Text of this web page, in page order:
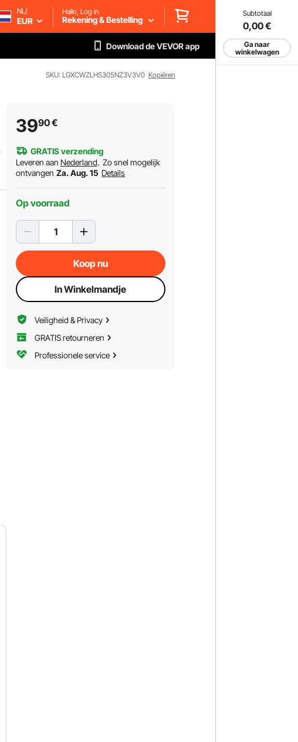
Subtotaal
0,00€
Ga naar
winkelwagen
NL/
EUR
Hallo, Log in
Rekening & Bestelling
Download de VEVOR app
SKU: LGXCWZLHS305NZ3V3V0 Kopiëren
3990€
GRATIS verzending
Leveren aan Nederland. Zo snel mogelijk
ontvangen Za. Aug. 15 Details
Op voorraad
Koop nu
In Winkelmandje
Veiligheid & Privacy
GRATIS retourneren
Professionele service